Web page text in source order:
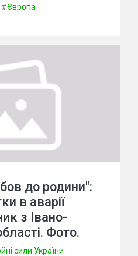
#Європа
до родини":
в аварії
з Івано-
Фото.
сили України